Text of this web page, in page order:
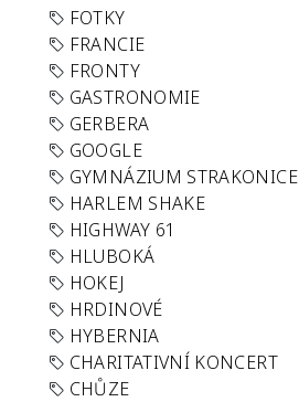
FOTKY
FRANCIE
FRONTY
GASTRONOMIE
GERBERA
GOOGLE
GYMNÁZIUM STRAKONICE
HARLEM SHAKE
HIGHWAY 61
HLUBOKÁ
HOKEJ
HRDINOVÉ
HYBERNIA
CHARITATIVNÍ KONCERT
CHŮZE